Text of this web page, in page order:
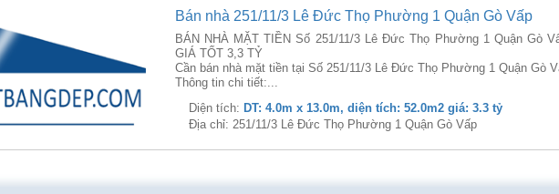
Bán nhà 251/11/3 Lê Đức Thọ Phường 1 Quận Gò Vấp
BÁN NHÀ MẶT TIỀN Số 251/11/3 Lê Đức Thọ Phường 1 Quận Gò
GIÁ TỐT 3,3 TỶ
Cần bán nhà mặt tiền tại Số 251/11/3 Lê Đức Thọ Phường 1 Quận Gò
Thông tin chi tiết:...
Diện tích: DT: 4.0m x 13.0m, diện tích: 52.0m2 giá: 3.3 tỷ
Địa chỉ: 251/11/3 Lê Đức Thọ Phường 1 Quận Gò Vấp